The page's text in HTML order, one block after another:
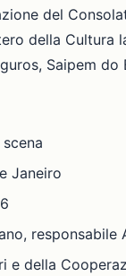
del
della Cultura
Saipem
Janeiro
e della